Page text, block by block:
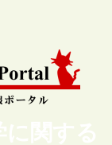
に関する